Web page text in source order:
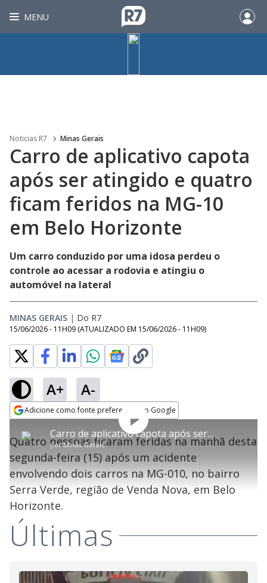
MENU
Noticias R7 Minas Gerais
Carro de aplicativo capota
após ser atingido e quatro
ficam feridos na MG-10
em Belo Horizonte
Um carro conduzido por uma idosa perdeu o
controle ao acessar a rodovia e atingiu o
automóvel na lateral
MINAS GERAIS | Do R7
15/06/2026 - 11H09 (ATUALIZADO EM 15/06/2026 - 11H09)
A+ A-
Adicione como fonte preferencial no Google
Play
Video
Carro de aplicativo capota após ser atingido e quatro ficam feridos na MG-10 em Belo Horizonte
porMinas Gerais
a
modal
window.
This
modal
be
by
the
key
close
Rever
Quatro pessoas ficaram feridas na manhã desta
segunda-feira (15) após um acidente
envolvendo dois carros na MG-010, no bairro
Serra Verde, região de Venda Nova, em Belo
Horizonte.
Últimas